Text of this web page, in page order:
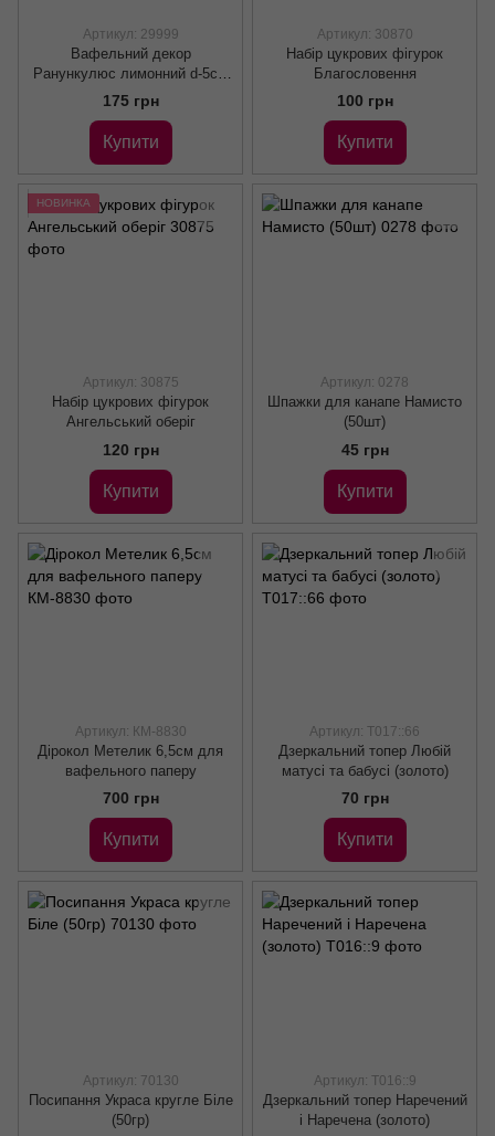
Артикул: 29999
Вафельний декор
Ранункулюс лимонний d-5см
(6шт)
175 грн
Купити
Артикул: 30870
Набір цукрових фігурок
Благословення
100 грн
Купити
НОВИНКА
Артикул: 30875
Набір цукрових фігурок
Ангельський оберіг
120 грн
Купити
Артикул: 0278
Шпажки для канапе Намисто
(50шт)
45 грн
Купити
Артикул: КМ-8830
Дірокол Метелик 6,5см для
вафельного паперу
700 грн
Купити
Артикул: Т017::66
Дзеркальний топер Любій
матусі та бабусі (золото)
70 грн
Купити
Артикул: 70130
Посипання Украса кругле Біле
(50гр)
Артикул: Т016::9
Дзеркальний топер Наречений
і Наречена (золото)